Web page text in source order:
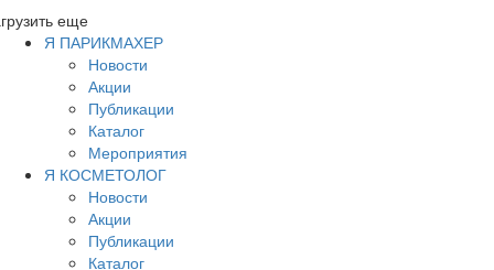
еще
Я ПАРИКМАХЕР
Новости
Акции
Публикации
Каталог
Мероприятия
Я КОСМЕТОЛОГ
Новости
Акции
Публикации
Каталог